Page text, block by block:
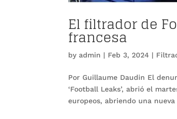
El filtrador de
francesa
byadmin | Feb 3, 2024 |
Por Guillaume Daudin El
‘Football Leaks’, abrió el
europeos, abriendo una